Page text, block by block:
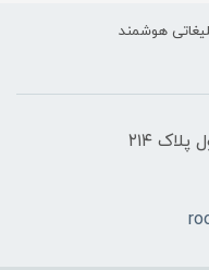
هوشمند
۲۱۴